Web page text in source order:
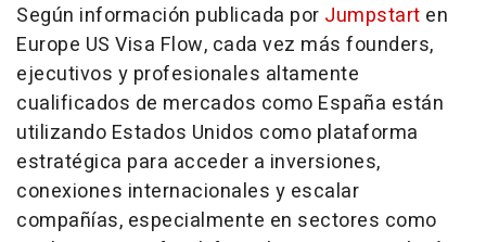
Según información publicada por Jumpstart en
Europe US Visa Flow, cada vez más founders,
ejecutivos y profesionales altamente
cualificados de mercados como España están
utilizando Estados Unidos como plataforma
estratégica para acceder a inversiones,
conexiones internacionales y escalar
compañías, especialmente en sectores como